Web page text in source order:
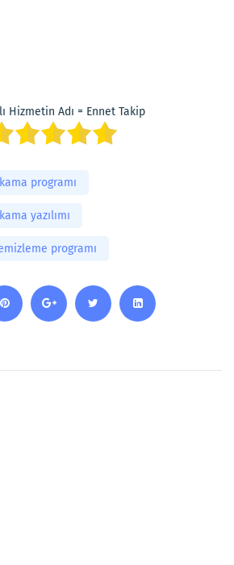
Hizmetin Adı = Ennet Takip
programı
yazılımı
programı